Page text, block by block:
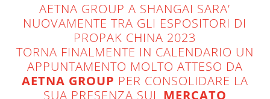
AETNA GROUP A SHANGAI SARA’
NUOVAMENTE TRA GLI ESPOSITORI DI
PROPAK CHINA 2023
TORNA FINALMENTE IN CALENDARIO UN
APPUNTAMENTO MOLTO ATTESO DA
AETNA GROUP PER CONSOLIDARE LA
SUA PRESENZA SUL MERCATO